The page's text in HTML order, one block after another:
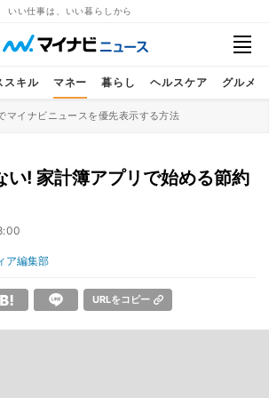
いい仕事は、いい暮らしから
スキル マネー 暮らし ヘルスケア グルメ
マイナビニュースを優先表示する方法
い! 家計簿アプリで始める節約
ア編集部
URLをコピー